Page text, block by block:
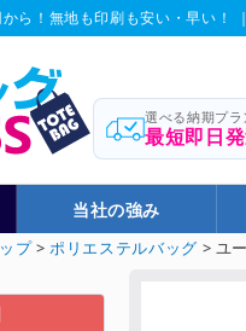
ら！無地も印刷も安い・早い！
選べる納期プラ
最短即日
当社の強み
プ>ポリエステルバッグ > ユ